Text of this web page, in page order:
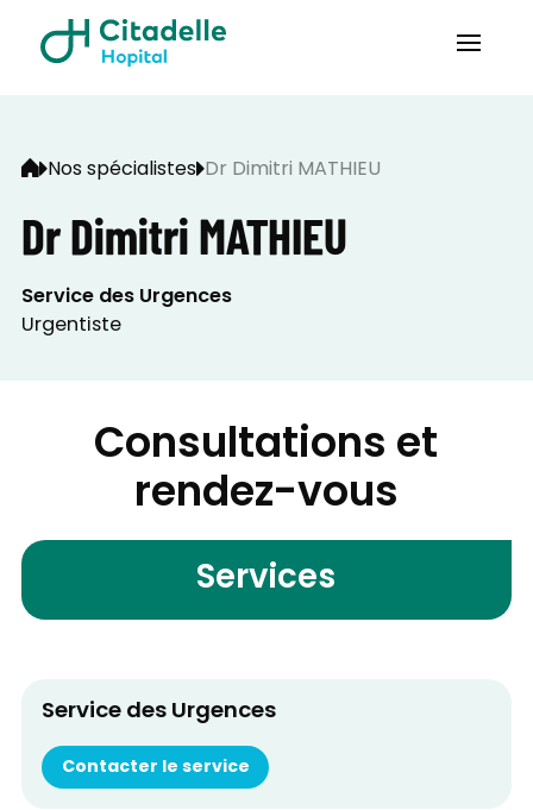
Nos spécialistes Dr Dimitri MATHIEU
Dr Dimitri MATHIEU
Service des Urgences
Urgentiste
Consultations et
rendez-vous
Services
Service des Urgences
Contacter le service